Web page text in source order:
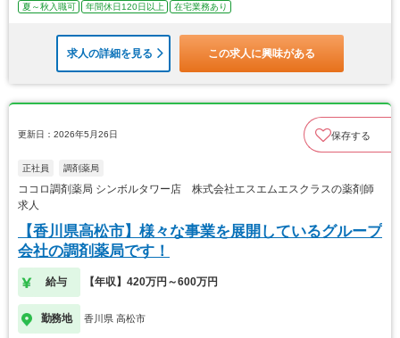
夏～秋入職可
年間休日120日以上 在宅業務あり
求人の詳細を見る この求人に興味がある
更新日：2026年5月26日 保存する
正社員 調剤薬局
ココロ調剤薬局 シンボルタワー店 株式会社エスエムエスクラスの薬剤師
求人
【香川県高松市】様々な事業を展開しているグループ
会社の調剤薬局です！
給与 【年収】420万円～600万円
勤務地 香川県 高松市